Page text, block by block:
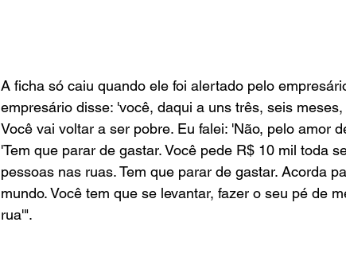
A ficha só caiu quando ele foi alertado pelo
empresário disse: 'você, daqui a uns três, seis
Você vai voltar a ser pobre. Eu falei: 'Não, pelo amor
'Tem que parar de gastar. Você pede R$ 10 mil toda
pessoas nas ruas. Tem que parar de gastar. Acorda
mundo. Você tem que se levantar, fazer o seu pé de
rua'".